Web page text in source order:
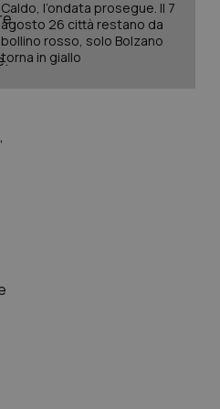
Caldo, l’ondata prosegue. Il 7
agosto 26 città restano da
bollino rosso, solo Bolzano
torna in giallo